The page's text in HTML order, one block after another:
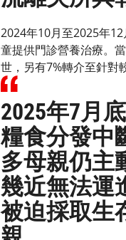
2024年10月至2025年
童提供門診營養治療。
世，另有7%轉介至針對
2025年7月
糧食分發中
多母親仍主
幾近無法運
被迫採取生